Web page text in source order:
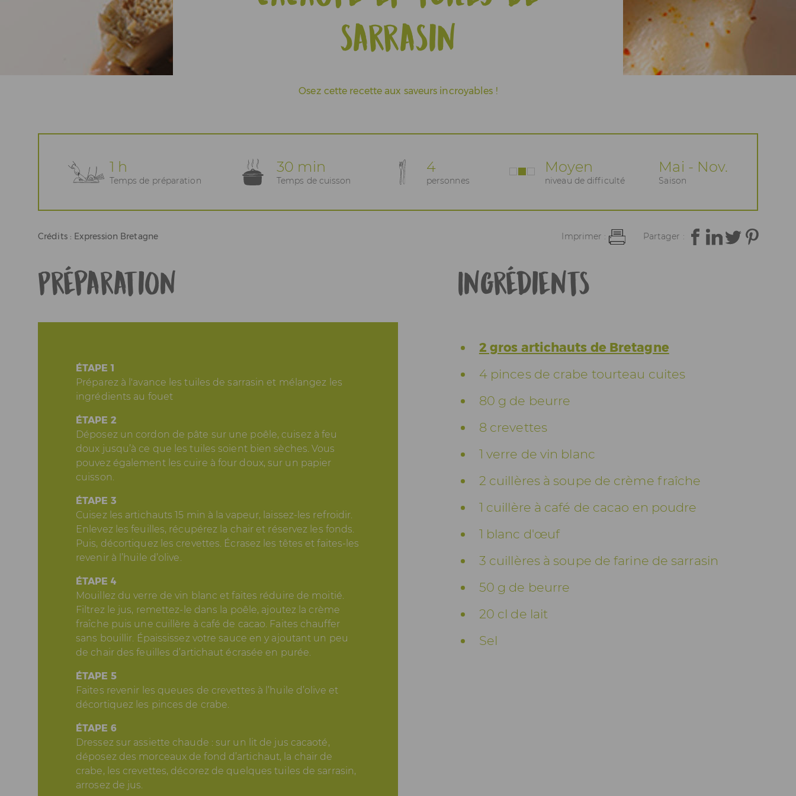
Espace Pros & Presse
sarrasin
Osez cette recette aux saveurs incroyables !
1 h
Temps de préparation
30 min
Temps de cuisson
4
personnes
Moyen
niveau de difficulté
Mai - Nov.
Saison
Crédits : Expression Bretagne Imprimer : Partager :
Ingrédients
2 gros artichauts de Bretagne
4 pinces de crabe tourteau cuites
80 g de beurre
8 crevettes
1 verre de vin blanc
2 cuillères à soupe de crème fraîche
1 cuillère à café de cacao en poudre
1 blanc d'œuf
3 cuillères à soupe de farine de sarrasin
50 g de beurre
20 cl de lait
Sel
Préparation
ÉTAPE 1
Préparez à l'avance les tuiles de sarrasin et mélangez les
ingrédients au fouet
ÉTAPE 2
Déposez un cordon de pâte sur une poêle, cuisez à feu
doux jusqu’à ce que les tuiles soient bien sèches. Vous
pouvez également les cuire à four doux, sur un papier
cuisson.
ÉTAPE 3
Cuisez les artichauts 15 min à la vapeur, laissez-les refroidir.
Enlevez les feuilles, récupérez la chair et réservez les fonds.
Puis, décortiquez les crevettes. Écrasez les têtes et faites-les
revenir à l’huile d’olive.
ÉTAPE 4
Mouillez du verre de vin blanc et faites réduire de moitié.
Filtrez le jus, remettez-le dans la poêle, ajoutez la crème
fraîche puis une cuillère à café de cacao. Faites chauffer
sans bouillir. Épaississez votre sauce en y ajoutant un peu
de chair des feuilles d’artichaut écrasée en purée.
ÉTAPE 5
Faites revenir les queues de crevettes à l’huile d’olive et
décortiquez les pinces de crabe.
ÉTAPE 6
Dressez sur assiette chaude : sur un lit de jus cacaoté,
déposez des morceaux de fond d’artichaut, la chair de
crabe, les crevettes, décorez de quelques tuiles de sarrasin,
arrosez de jus.